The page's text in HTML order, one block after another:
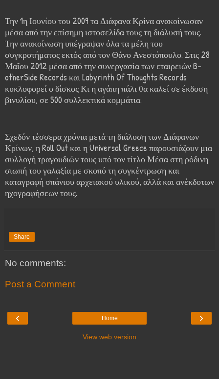
Την 1η Ιουνίου του 2009 τα Διάφανα Κρίνα ανακοίνωσαν
μέσα από την επίσημη ιστοσελίδα τους τη διάλυσή τους.
Την ανακοίνωση υπέγραψαν όλα τα μέλη του
συγκροτήματος εκτός από τον Θάνο Ανεστόπουλο. Στις 28
Μαΐου 2012 μέσα από την συνεργασία των εταιρειών B-
otherSide Records και Labyrinth Of Thoughts Records
κυκλοφορεί ο δίσκος Κι η αγάπη πάλι θα καλεί σε έκδοση
βινυλίου, σε 500 συλλεκτικά κομμάτια.
Σχεδόν τέσσερα χρόνια μετά τη διάλυση των Διάφανων
Κρίνων, η Roll Out και η Universal Greece παρουσιάζουν μια
συλλογή τραγουδιών τους υπό τον τίτλο Μέσα στη ρόδινη
σιωπή του γαλαξία με σκοπό τη συγκέντρωση και
καταγραφή σπάνιου αρχειακού υλικού, αλλά και ανέκδοτων
ηχογραφήσεων τους.
Share
No comments:
Post a Comment
‹ ›
Home
View web version